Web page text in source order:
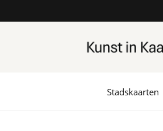
Stadskaarten